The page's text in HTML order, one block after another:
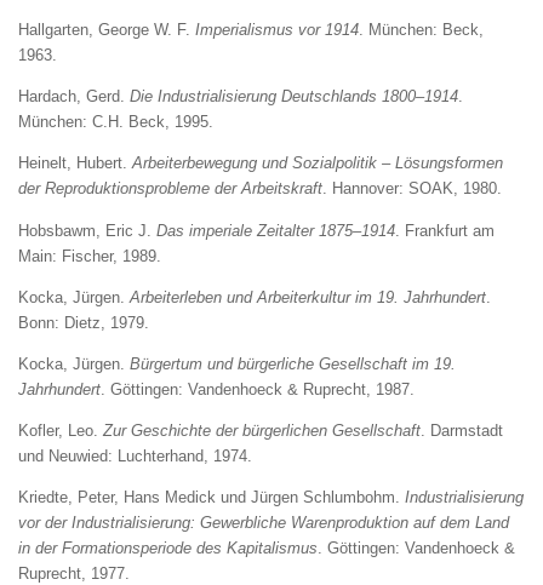
Hallgarten, George W. F. Imperialismus vor 1914. München: Beck,
1963.
Hardach, Gerd. Die Industrialisierung Deutschlands 1800–1914.
München: C.H. Beck, 1995.
Heinelt, Hubert.Arbeiterbewegung und Sozialpolitik – Lösungsformen
der Reproduktionsprobleme der Arbeitskraft. Hannover: SOAK, 1980.
Hobsbawm, Eric J. Das imperiale Zeitalter 1875–1914 . Frankfurt am
Main: Fischer, 1989.
Kocka, Jürgen. Arbeiterleben und Arbeiterkultur im 19. Jahrhundert
Bonn: Dietz, 1979.
Kocka, Jürgen. Bürgertum und bürgerliche Gesellschaft im 19.
Jahrhundert . Göttingen: Vandenhoeck & Ruprecht, 1987.
Kofler, Leo.Zur Geschichte der bürgerlichen Gesellschaft. Darmstadt
und Neuwied: Luchterhand, 1974.
Kriedte, Peter, Hans Medick und Jürgen Schlumbohm. Industrialisierung
vor der Industrialisierung: Gewerbliche Warenproduktion auf dem Land
in der Formationsperiode des Kapitalismus. Göttingen: Vandenhoeck &
Ruprecht, 1977.